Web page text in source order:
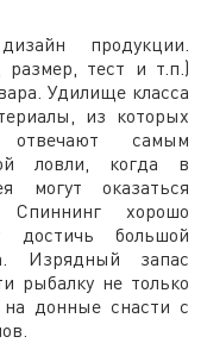
продукции.
размер, тест и т.п.)
Удилище класса
из которых
отвечают самым
ловли, когда в
могут оказаться
хорошо
достичь большой
Изрядный запас
рыбалку не только
донные снасти с